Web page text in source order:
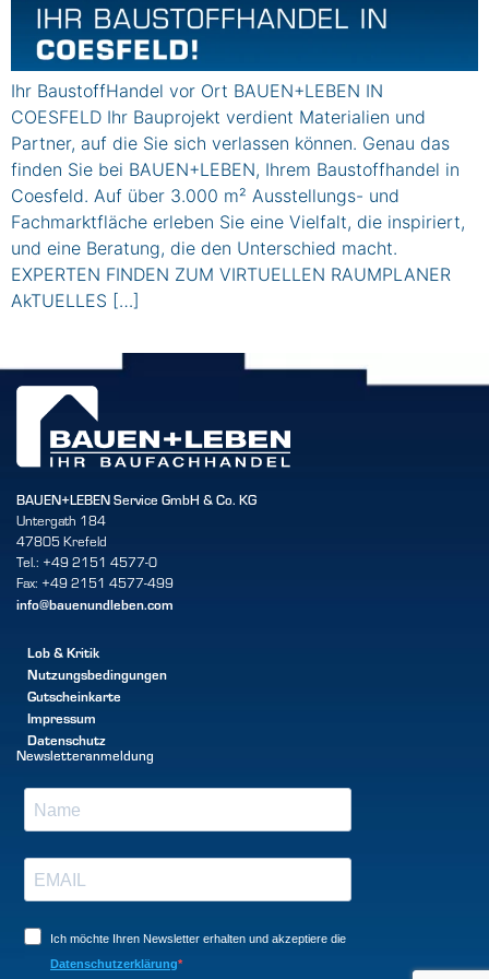
Ihr BaustoffHandel vor Ort BAUEN+LEBEN IN
COESFELD Ihr Bauprojekt verdient Materialien und
Partner, auf die Sie sich verlassen können. Genau das
finden Sie bei BAUEN+LEBEN, Ihrem Baustoffhandel in
Coesfeld. Auf über 3.000 m² Ausstellungs- und
Fachmarktfläche erleben Sie eine Vielfalt, die inspiriert,
und eine Beratung, die den Unterschied macht.
EXPERTEN FINDEN ZUM VIRTUELLEN RAUMPLANER
AkTUELLES […]
BAUEN+LEBEN Service GmbH & Co. KG
Untergath 184
47805 Krefeld
Tel.: +49 2151 4577-0
Fax: +49 2151 4577-499
info@bauenundleben.com
Lob & Kritik
Nutzungsbedingungen
Gutscheinkarte
Impressum
Datenschutz
Newsletteranmeldung
Ich möchte Ihren Newsletter erhalten und akzeptiere die
Datenschutzerklärung